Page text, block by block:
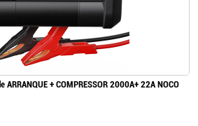
ARRANQUE + COMPRESSOR 2000A+ 22A NOCO